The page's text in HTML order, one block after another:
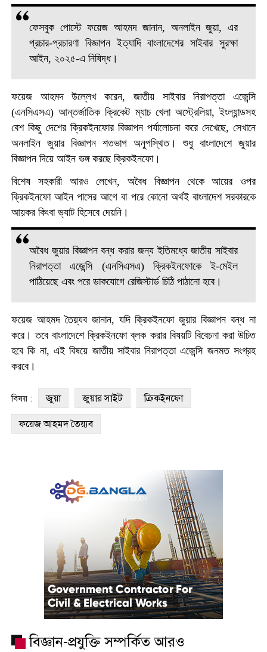
ফেসবুক পোস্টে ফয়েজ আহমদ জানান, অনলাইন জুয়া, এর
প্রচার-প্রচারণা বিজ্ঞাপন ইত্যাদি বাংলাদেশের সাইবার সুরক্ষা
আইন, ২০২৫-এ নিষিদ্ধ।
ফয়েজ আহমদ উল্লেখ করেন, জাতীয় সাইবার নিরাপত্তা এজেন্সি
(এনসিএসএ) আন্তর্জাতিক ক্রিকেট ম্যাচ খেলা অস্ট্রেলিয়া, ইংল্যান্ডসহ
বেশ কিছু দেশের ক্রিকইনফোর বিজ্ঞাপন পর্যালোচনা করে দেখেছে, সেখানে
অনলাইন জুয়ার বিজ্ঞাপন শতভাগ অনুপস্থিত। শুধু বাংলাদেশে জুয়ার
বিজ্ঞাপন দিয়ে আইন ভঙ্গ করছে ক্রিকইনফো।
বিশেষ সহকারী আরও লেখেন, অবৈধ বিজ্ঞাপন থেকে আয়ের ওপর
ক্রিকইনফো আইন পাসের আগে বা পরে কোনো অর্থই বাংলাদেশ সরকারকে
আয়কর কিংবা ভ্যাট হিসেবে দেয়নি।
অবৈধ জুয়ার বিজ্ঞাপন বন্ধ করার জন্য ইতিমধ্যে জাতীয় সাইবার
নিরাপত্তা এজেন্সি (এনসিএসএ) ক্রিকইনফোকে ই-মেইল
পাঠিয়েছে এবং পরে ডাকযোগে রেজিস্টার্ড চিঠি পাঠানো হবে।
ফয়েজ আহমদ তৈয়্যব জানান, যদি ক্রিকইনফো জুয়ার বিজ্ঞাপন বন্ধ না
করে। তবে বাংলাদেশে ক্রিকইনফো ব্লক করার বিষয়টি বিবেচনা করা উচিত
হবে কি না, এই বিষয়ে জাতীয় সাইবার নিরাপত্তা এজেন্সি জনমত সংগ্রহ
করবে।
বিষয় : জুয়া জুয়ার সাইট ক্রিকইনফো
ফয়েজ আহমদ তৈয়্যব
বিজ্ঞান-প্রযুক্তি সম্পর্কিত আরও